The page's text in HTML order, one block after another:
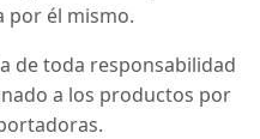
por él mismo.
de toda responsabilidad
a los productos por